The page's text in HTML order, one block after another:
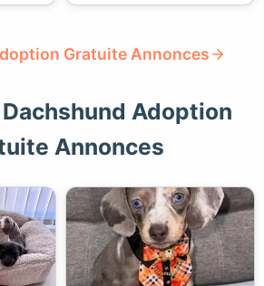
Gratuite Annonces
Adoption
Annonces